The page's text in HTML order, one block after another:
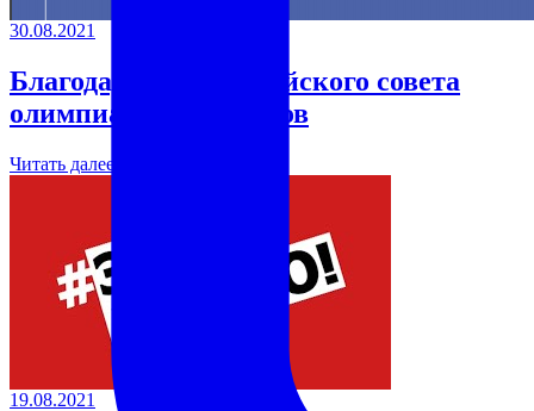
30.08.2021
Благодарность Российского совета
олимпиад школьников
Читать далее →
19.08.2021